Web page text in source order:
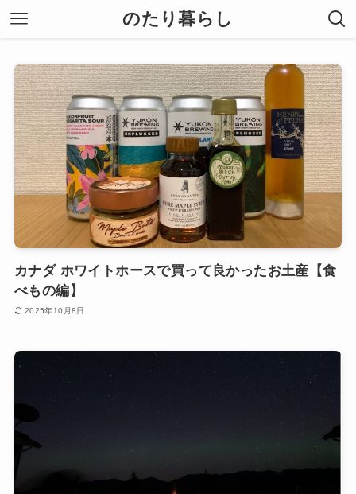
のたり暮らし
カナダ ホワイトホースで買って良かったお土産【食
べもの編】
2025年10月8日